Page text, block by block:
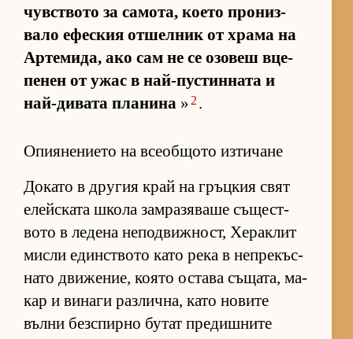
чув­с­т­вото за са­мо­та, ко­ето про­низ­
вало ефес­кия от­шел­ник от храма на
Ар­те­ми­да, ако сам не се озо­веш вце­
пе­нен от ужас в най-пус­тин­ната и
най-ди­вата пла­нина » 2 .
Опиянението на всеобщото изтичане
До­като в дру­гия край на гръц­кия свят
елейс­ката школа зам­ра­зя­ваше съ­щес­т­
вото в ле­дена не­под­виж­ност, Хе­рак­лит
мисли един­с­т­вото като река в неп­ре­къс­
нато дви­же­ние, ко­ято ос­тава съ­ща­та, ма­
кар и ви­наги раз­лич­на, като но­вите
вълни без­спирно бу­тат пре­диш­ните